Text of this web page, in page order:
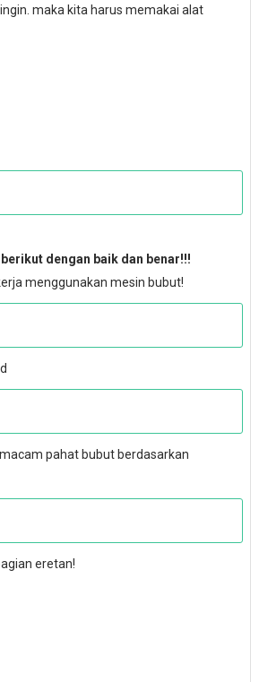
maka kita harus memakai alat
dengan baik dan benar!!!
menggunakan mesin bubut!
pahat bubut berdasarkan
eretan!